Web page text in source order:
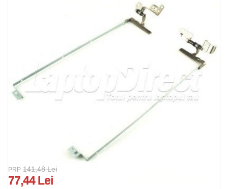
PRP 141,48 Lei
77,44 Lei